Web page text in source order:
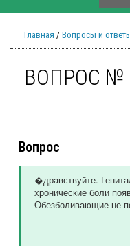
Главная / Вопросы и
ВОПРОС №
Вопрос
�дравствуйте.
хронические боли
Обезболивающие не